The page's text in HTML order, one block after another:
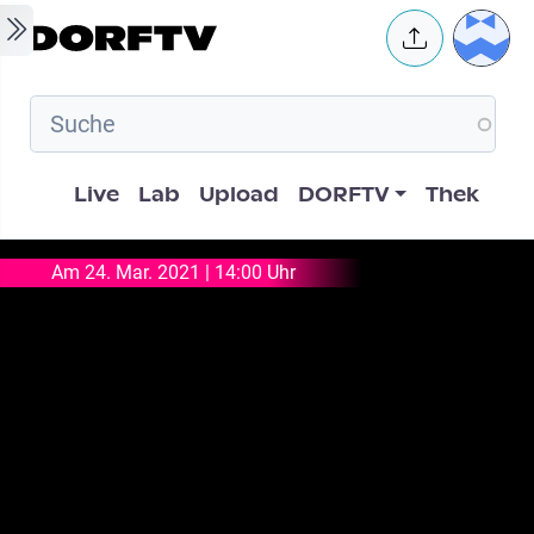
Skip to main content User
Hauptnavigation
Live Lab Upload DORFTV Thek
Am 24. Mar. 2021 | 14:00 Uhr